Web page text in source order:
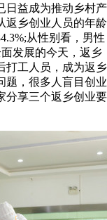
日益成为推动乡村产
返乡创业人员的年龄
从性别看，男性
发展的今天，返乡
打工人员，成为返乡
题，很多人盲目创业
分享三个返乡创业要